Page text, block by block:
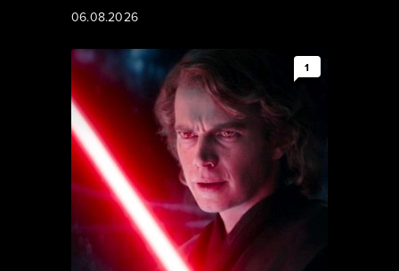
06.08.2026
1